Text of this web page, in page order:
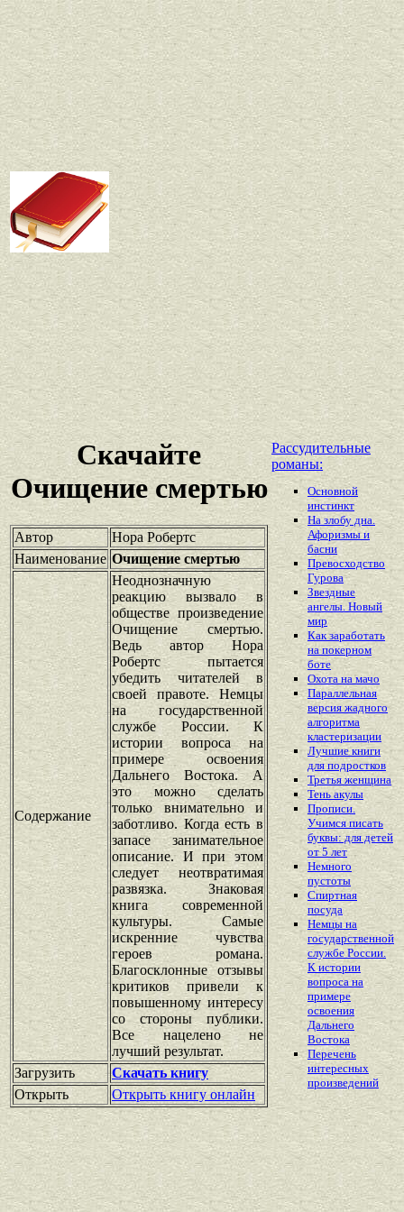
Скачайте
Очищение смертью
Автор
Нора Робертс
Наименование Очищение смертью
Содержание
Неоднозначную
реакцию вызвало в
обществе произведение
Очищение смертью.
Ведь автор Нора
Робертс пытается
убедить читателей в
своей правоте. Немцы
на государственной
службе России. К
истории вопроса на
примере освоения
Дальнего Востока. А
это можно сделать
только внимательно и
заботливо. Когда есть в
запасе занимательное
описание. И при этом
следует неотвратимая
развязка. Знаковая
книга современной
культуры. Самые
искренние чувства
героев романа.
Благосклонные отзывы
критиков привели к
повышенному интересу
со стороны публики.
Все нацелено не
лучший результат.
Загрузить
Скачать книгу
Открыть
Открыть книгу онлайн
Рассудительные
романы:
Основной
инстинкт
На злобу дна.
Афоризмы и
басни
Превосходство
Гурова
Звездные
ангелы. Новый
мир
Как заработать
на покерном
боте
Охота на мачо
Параллельная
версия жадного
алгоритма
кластеризации
Лучшие книги
для подростков
Третья женщина
Тень акулы
Прописи.
Учимся писать
буквы: для детей
от 5 лет
Немного
пустоты
Спиртная
посуда
Немцы на
государственной
службе России.
К истории
вопроса на
примере
освоения
Дальнего
Востока
Перечень
интересных
произведений